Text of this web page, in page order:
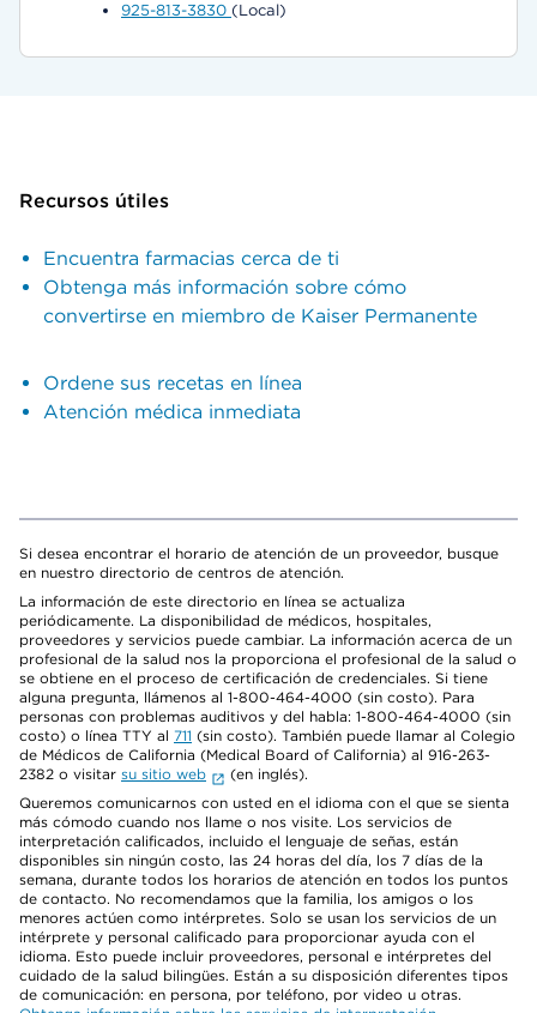
925-813-3830 (Local)
Recursos útiles
Encuentra farmacias cerca de ti
Obtenga más información sobre cómo
convertirse en miembro de Kaiser Permanente
Ordene sus recetas en línea
Atención médica inmediata
Si desea encontrar el horario de atención de un proveedor, busque
en nuestro directorio de centros de atención.
La información de este directorio en línea se actualiza
periódicamente. La disponibilidad de médicos, hospitales,
proveedores y servicios puede cambiar. La información acerca de un
profesional de la salud nos la proporciona el profesional de la salud o
se obtiene en el proceso de certificación de credenciales. Si tiene
alguna pregunta, llámenos al 1-800-464-4000 (sin costo). Para
personas con problemas auditivos y del habla: 1-800-464-4000 (sin
costo) o línea TTY al 711 (sin costo). También puede llamar al Colegio
de Médicos de California (Medical Board of California) al 916-263-
2382 o visitar su sitio web
(en inglés).
Queremos comunicarnos con usted en el idioma con el que se sienta
más cómodo cuando nos llame o nos visite. Los servicios de
interpretación calificados, incluido el lenguaje de señas, están
disponibles sin ningún costo, las 24 horas del día, los 7 días de la
semana, durante todos los horarios de atención en todos los puntos
de contacto. No recomendamos que la familia, los amigos o los
menores actúen como intérpretes. Solo se usan los servicios de un
intérprete y personal calificado para proporcionar ayuda con el
idioma. Esto puede incluir proveedores, personal e intérpretes del
cuidado de la salud bilingües. Están a su disposición diferentes tipos
de comunicación: en persona, por teléfono, por video u otras.